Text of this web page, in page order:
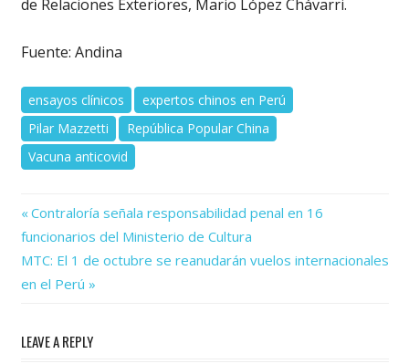
de Relaciones Exteriores, Mario López Chávarri.
Fuente: Andina
ensayos clínicos
expertos chinos en Perú
Pilar Mazzetti
República Popular China
Vacuna anticovid
Navegación
de
entradas
Previous
Post:
Contraloría señala responsabilidad penal en 16
funcionarios del Ministerio de Cultura
Next
Post:
MTC: El 1 de octubre se reanudarán vuelos internacionales
en el Perú
LEAVE A REPLY